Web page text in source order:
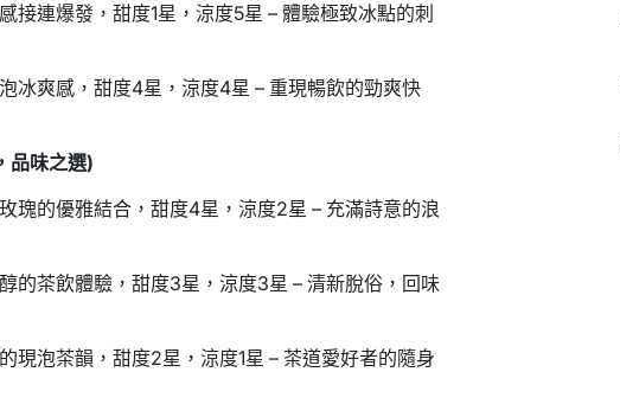
接連爆發，甜度1星，涼度5星 – 體驗極致冰點的刺
冰爽感，甜度4星，涼度4星 – 重現暢飲的勁爽快
品味之選)
瑰的優雅結合，甜度4星，涼度2星 – 充滿詩意的浪
的茶飲體驗，甜度3星，涼度3星 – 清新脫俗，回味
現泡茶韻，甜度2星，涼度1星 – 茶道愛好者的隨身